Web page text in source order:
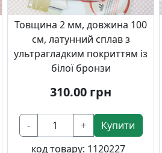
Товщина 2 мм, довжина 100
см, латунний сплав з
ультрагладким покриттям із
білої бронзи
310.00 грн
- +
Купити
код товару: 1120227